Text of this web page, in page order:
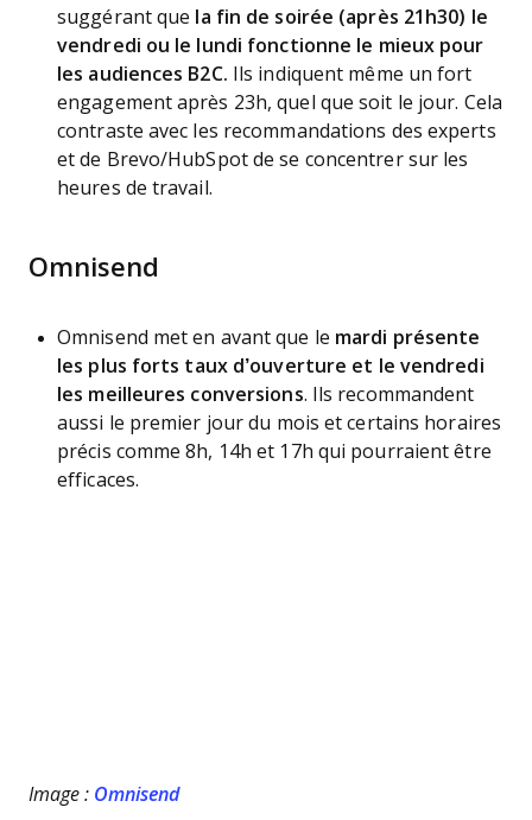
suggérant que
la fin de soirée (après 21h30) le
vendredi ou le lundi fonctionne le mieux pour
les audiences B2C. Ils indiquent même un fort
engagement après 23h, quel que soit le jour. Cela
contraste avec les recommandations des experts
et de Brevo/HubSpot de se concentrer sur les
heures de travail.
Omnisend
Omnisend met en avant que le mardi présente
les plus forts taux d’ouverture et le vendredi
les meilleures conversions. Ils recommandent
aussi le premier jour du mois et certains horaires
précis comme 8h, 14h et 17h qui pourraient être
efficaces.
Image : Omnisend